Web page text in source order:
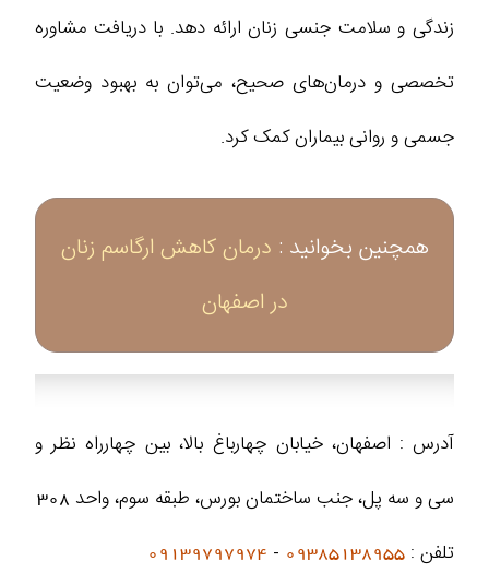
زندگی و سلامت جنسی زنان ارائه دهد. با دریافت مشاوره
تخصصی و درمان‌های صحیح، می‌توان به بهبود وضعیت
جسمی و روانی بیماران کمک کرد.
همچنین بخوانید : درمان کاهش ارگاسم زنان
در اصفهان
آدرس : اصفهان، خیابان چهارباغ بالا، بین چهارراه نظر و
سی و سه پل، جنب ساختمان بورس، طبقه سوم، واحد 308
تلفن : 09385138955
-
09139797974